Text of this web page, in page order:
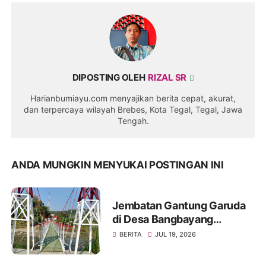
DIPOSTING OLEH RIZAL SR
Harianbumiayu.com menyajikan berita cepat, akurat,
dan terpercaya wilayah Brebes, Kota Tegal, Tegal, Jawa
Tengah.
ANDA MUNGKIN MENYUKAI POSTINGAN INI
Jembatan Gantung Garuda
di Desa Bangbayang
Rampung Dibangun, Simbol
BERITA JUL 19, 2026